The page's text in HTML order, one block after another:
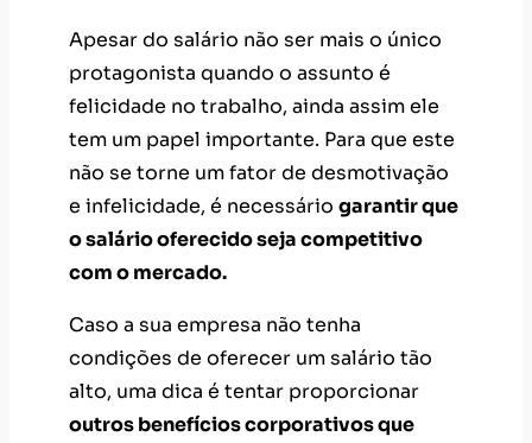
Apesar do salário não ser mais o único
protagonista quando o assunto é
felicidade no trabalho, ainda assim ele
tem um papel importante. Para que este
não se torne um fator de desmotivação
e infelicidade, é necessário garantir que
o salário oferecido seja competitivo
com o mercado.
Caso a sua empresa não tenha
condições de oferecer um salário tão
alto, uma dica é tentar proporcionar
outros benefícios corporativos que